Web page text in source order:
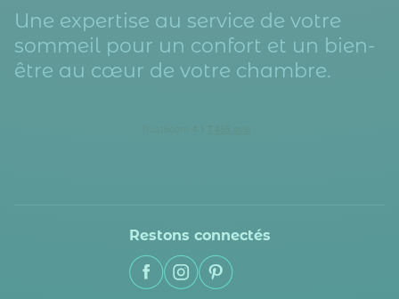
Une expertise au service de votre
sommeil pour un confort et un bien-
être au cœur de votre chambre.
Restons connectés